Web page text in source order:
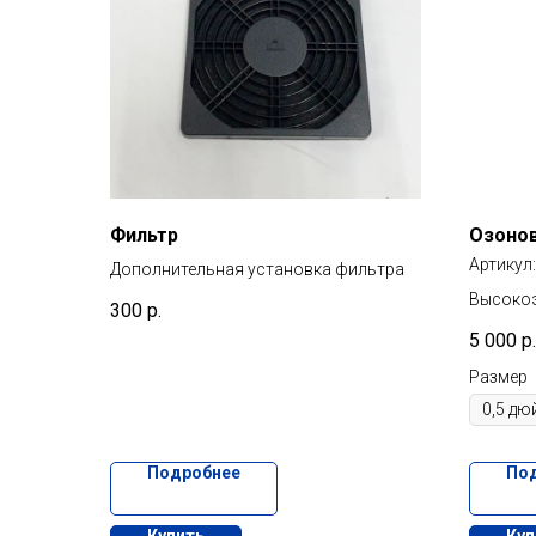
Фильтр
Дополнительная установка фильтра
300 р.
Подробнее
Артикул:
5 000 р.
Размер